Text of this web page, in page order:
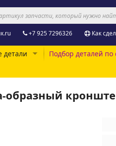
+7 925 7296326 Как
детали Подбор деталей по
образный